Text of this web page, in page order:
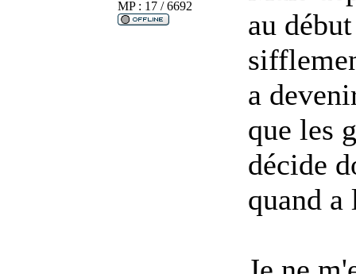
MP : 17 / 6692
au
a
que les
décide
quand